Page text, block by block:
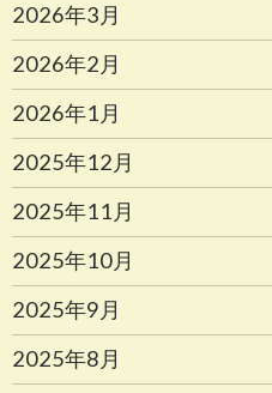
2026年3月
2026年2月
2026年1月
2025年12月
2025年11月
2025年10月
2025年9月
2025年8月